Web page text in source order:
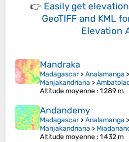
👉 Easily get
GeoTIFF and KML
Elevation
Mandraka
Madagascar>Analamanga >
Manjakandriana >
Altitude moyenne : 1 289 m
Andandemy
Madagascar>Analamanga >
Manjakandriana >
Altitude moyenne : 1 432 m